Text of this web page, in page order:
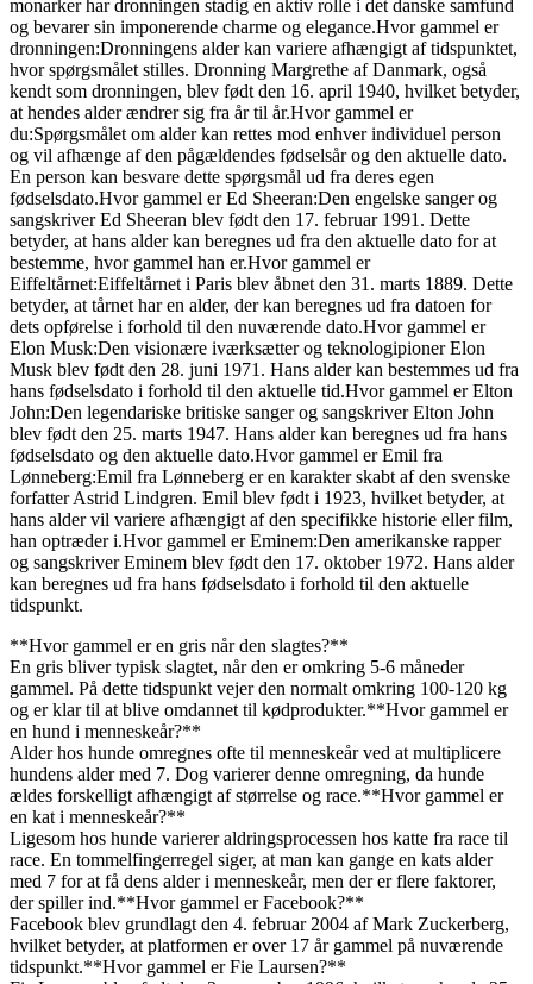
monarker har dronningen stadig en aktiv rolle i det danske samfund
og bevarer sin imponerende charme og elegance.Hvor gammel er
dronningen:Dronningens alder kan variere afhængigt af tidspunktet,
hvor spørgsmålet stilles. Dronning Margrethe af Danmark, også
kendt som dronningen, blev født den 16. april 1940, hvilket betyder,
at hendes alder ændrer sig fra år til år.Hvor gammel er
du:Spørgsmålet om alder kan rettes mod enhver individuel person
og vil afhænge af den pågældendes fødselsår og den aktuelle dato.
En person kan besvare dette spørgsmål ud fra deres egen
fødselsdato.Hvor gammel er Ed Sheeran:Den engelske sanger og
sangskriver Ed Sheeran blev født den 17. februar 1991. Dette
betyder, at hans alder kan beregnes ud fra den aktuelle dato for at
bestemme, hvor gammel han er.Hvor gammel er
Eiffeltårnet:Eiffeltårnet i Paris blev åbnet den 31. marts 1889. Dette
betyder, at tårnet har en alder, der kan beregnes ud fra datoen for
dets opførelse i forhold til den nuværende dato.Hvor gammel er
Elon Musk:Den visionære iværksætter og teknologipioner Elon
Musk blev født den 28. juni 1971. Hans alder kan bestemmes ud fra
hans fødselsdato i forhold til den aktuelle tid.Hvor gammel er Elton
John:Den legendariske britiske sanger og sangskriver Elton John
blev født den 25. marts 1947. Hans alder kan beregnes ud fra hans
fødselsdato og den aktuelle dato.Hvor gammel er Emil fra
Lønneberg:Emil fra Lønneberg er en karakter skabt af den svenske
forfatter Astrid Lindgren. Emil blev født i 1923, hvilket betyder, at
hans alder vil variere afhængigt af den specifikke historie eller film,
han optræder i.Hvor gammel er Eminem:Den amerikanske rapper
og sangskriver Eminem blev født den 17. oktober 1972. Hans alder
kan beregnes ud fra hans fødselsdato i forhold til den aktuelle
tidspunkt.
**Hvor gammel er en gris når den slagtes?**
En gris bliver typisk slagtet, når den er omkring 5-6 måneder
gammel. På dette tidspunkt vejer den normalt omkring 100-120 kg
og er klar til at blive omdannet til kødprodukter.**Hvor gammel er
en hund i menneskeår?**
Alder hos hunde omregnes ofte til menneskeår ved at multiplicere
hundens alder med 7. Dog varierer denne omregning, da hunde
ældes forskelligt afhængigt af størrelse og race.**Hvor gammel er
en kat i menneskeår?**
Ligesom hos hunde varierer aldringsprocessen hos katte fra race til
race. En tommelfingerregel siger, at man kan gange en kats alder
med 7 for at få dens alder i menneskeår, men der er flere faktorer,
der spiller ind.**Hvor gammel er Facebook?**
Facebook blev grundlagt den 4. februar 2004 af Mark Zuckerberg,
hvilket betyder, at platformen er over 17 år gammel på nuværende
tidspunkt.**Hvor gammel er Fie Laursen?**